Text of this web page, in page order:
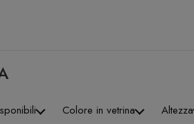
Colore in vetrina
Altezza